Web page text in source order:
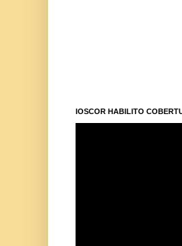
IOSCOR HABILITO